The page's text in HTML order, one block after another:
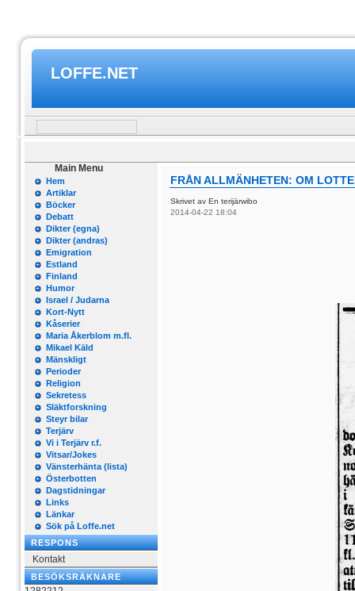
LOFFE.NET
Main Menu
Hem
Artiklar
Böcker
Debatt
Dikter (egna)
Dikter (andras)
Emigration
Estland
Finland
Humor
Israel / Judarna
Kort-Nytt
Kåserier
Maria Åkerblom m.fl.
Mikael Käld
Mänskligt
Perioder
Religion
Sekretess
Släktforskning
Steyr bilar
Terjärv
Vi i Terjärv r.f.
Vitsar/Jokes
Vänsterhänta (lista)
Österbotten
Dagstidningar
Links
Länkar
Sök på Loffe.net
RESPONS
Kontakt
BESÖKSRÄKNARE
FRÅN ALLMÄNHETEN: OM
Skrivet av En terijärwibo
2014-04-22 18:04